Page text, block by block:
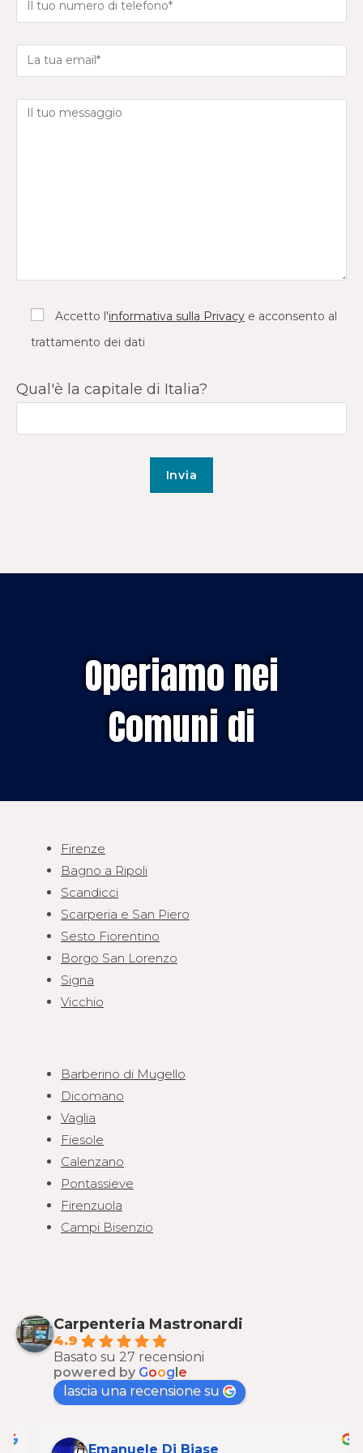
Accetto l'informativa sulla Privacy e acconsento al
trattamento dei dati
Qual'è la capitale di Italia?
Operiamo nei
Comuni di
Firenze
Bagno a Ripoli
Scandicci
Scarperia e San Piero
Sesto Fiorentino
Borgo San Lorenzo
Signa
Vicchio
Barberino di Mugello
Dicomano
Vaglia
Fiesole
Calenzano
Pontassieve
Firenzuola
Campi Bisenzio
Carpenteria Mastronardi
4.9
Basato su 27 recensioni
powered by Google
lascia una recensione su
Emanuele Di Biase